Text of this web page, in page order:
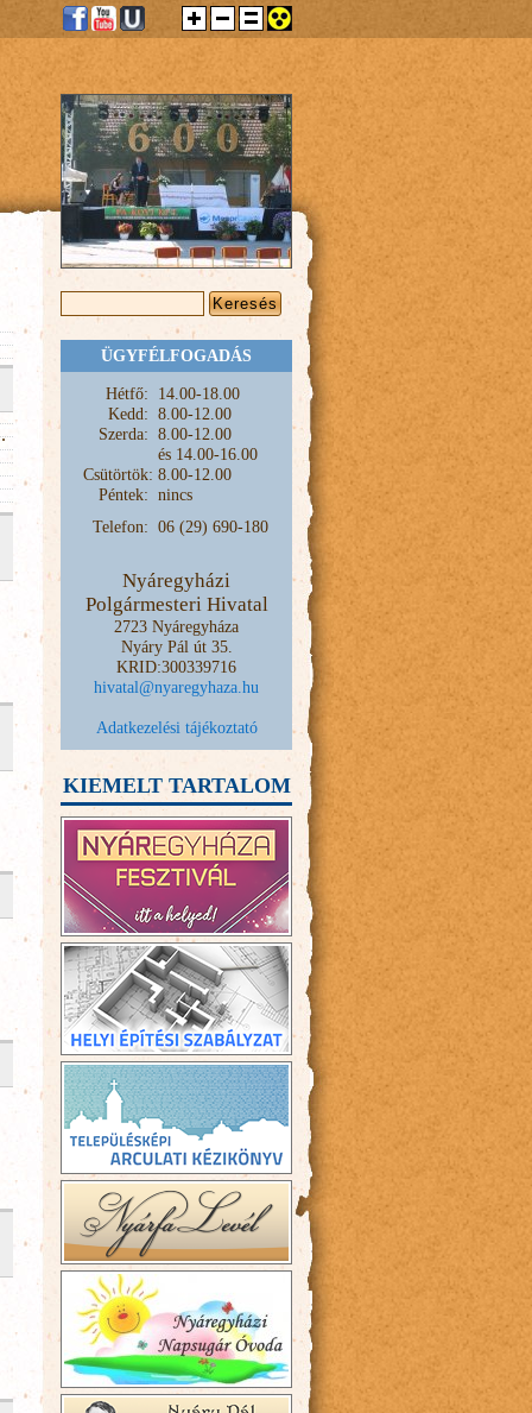
KERESÉS ŰRLAP
ÜGYFÉLFOGADÁS
Hétfő: 14.00-18.00
Kedd: 8.00-12.00
Szerda: 8.00-12.00
és 14.00-16.00
Csütörtök: 8.00-12.00
Péntek: nincs
Telefon: 06 (29) 690-180
Nyáregyházi
Polgármesteri Hivatal
2723 Nyáregyháza
Nyáry Pál út 35.
KRID:300339716
hivatal@nyaregyhaza.hu
Adatkezelési tájékoztató
KIEMELT TARTALOM